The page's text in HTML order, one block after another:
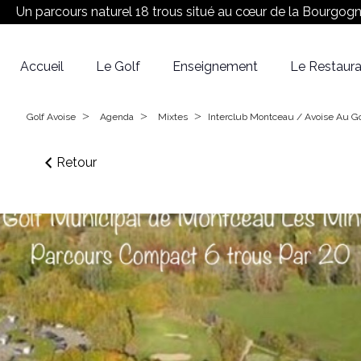
Un parcours naturel 18 trous situé au cœur de la
Accueil
Le Golf
Enseignement Le
Golf Avoise > Agenda > Mixtes > Interclub Montceau / Avoise Au
Retour